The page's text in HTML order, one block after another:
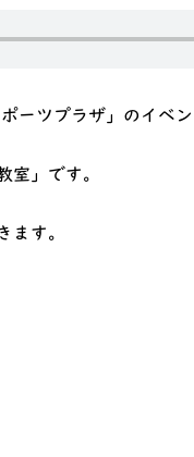
ーツプラザ」のイベン
室」です。
ます。